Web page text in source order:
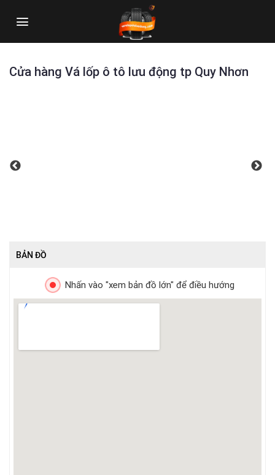
Cửa hàng Vá lốp ô tô lưu động tp Quy Nhơn
BẢN ĐỒ
Nhấn vào "xem bản đồ lớn" để điều hướng